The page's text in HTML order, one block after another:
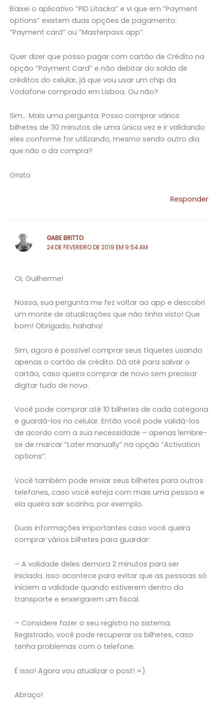
Baixei o aplicativo “PID Litacka” e vi que em “Payment
options” existem duas opções de pagamento:
“Payment card” ou “Masterpass app”.
Quer dizer que posso pagar com cartão de Crédito na
opção “Payment Card” e não debitar do saldo de
créditos do celular, já que vou usar um chip da
Vodafone comprado em Lisboa. Ou não?
Sim… Mais uma pergunta: Posso comprar vários
bilhetes de 30 minutos de uma única vez e ir validando
eles conforme for utilizando, mesmo sendo outro dia
que não o da compra?
Grato
Responder
GABE BRITTO
24 DE FEVEREIRO DE 2019 EM 9:54 AM
Oi, Guilherme!
Nossa, sua pergunta me fez voltar ao app e descobri
um monte de atualizações que não tinha visto! Que
bom! Obrigado, hahaha!
Sim, agora é possível comprar seus tíquetes usando
apenas o cartão de crédito. Dá até para salvar o
cartão, caso queira comprar de novo sem precisar
digitar tudo de novo.
Você pode comprar até 10 bilhetes de cada categoria
e guardá-los no celular. Então você pode validá-los
de acordo com a sua necessidade – apenas lembre-
se de marcar “Later manually” na opção “Activation
options”.
Você também pode enviar seus bilhetes para outros
telefones, caso você esteja com mais uma pessoa e
ela queira sair sozinha, por exemplo.
Duas informações importantes caso você queira
comprar vários bilhetes para guardar:
– A validade deles demora 2 minutos para ser
iniciada. Isso acontece para evitar que as pessoas só
iniciem a validade quando estiverem dentro do
transporte e enxergarem um fiscal.
– Considere fazer o seu registro no sistema.
Registrado, você pode recuperar os bilhetes, caso
tenha problemas com o telefone.
É isso! Agora vou atualizar o post! =)
Abraço!